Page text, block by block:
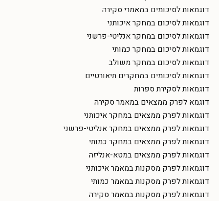
דוגמאות לסיכומים במאמרי סקירה
דוגמאות לסיכום במחקר איכותני
דוגמאות לסיכום במחקר אנליטי-פרשני
דוגמאות לסיכום במחקר כמותי
דוגמאות לסיכום במחקר משולב
דוגמאות לסיכומים במחקרים תיאורטיים
דוגמאות לסקירת ספרות
דוגמא לפרק ממצאים במאמר סקירה
דוגמאות לפרק ממצאים במחקר איכותני
דוגמאות לפרק ממצאים במחקר אנליטי-פרשני
דוגמאות לפרק ממצאים במחקר כמותי
דוגמאות לפרק ממצאים במטא-אנליזה
דוגמאות לפרק מסקנות במאמר איכותני
דוגמאות לפרק מסקנות במאמר כמותי
דוגמאות לפרק מסקנות במאמר סקירה